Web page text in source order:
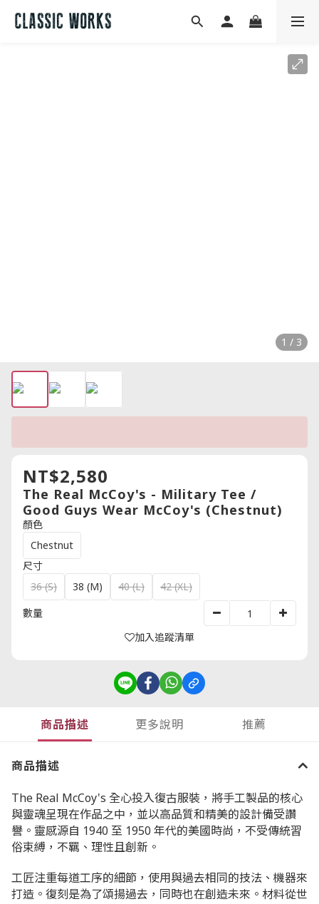
1 / 3
NT$2,580
The Real McCoy's - Military Tee /
Good Guys Wear McCoy's (Chestnut)
顏色
Chestnut
尺寸
36 (S)
38 (M) 40 (L)
42 (XL)
數量
加入追蹤清單
商品描述 更多說明 推薦
商品描述
The Real McCoy's 全心投入復古服裝，將手工製品的核心
與靈魂呈現在作品之中，並以高品質和精美的設計備受讚
譽。靈感源自 1940 至 1950 年代的美國時尚，不受傳統習
俗束縛，不羈、理性且創新。
工匠注重每道工序的細節，使用與過去相同的技法、機器來
打造。復刻是為了頌揚過去，同時也在創造未來。材料從世